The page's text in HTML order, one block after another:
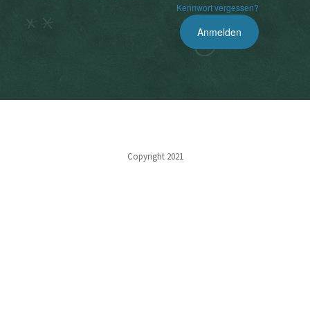
Kennwort vergessen?
Copyright 2021